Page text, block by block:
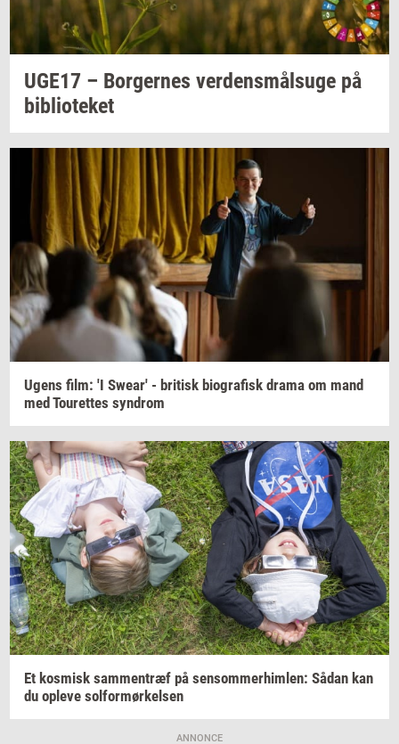
UGE17 – Bor­ger­nes ver­dens­målsu­ge på
bi­bli­o­te­ket
Ugens film: 'I Swear' - bri­tisk bi­o­gra­fisk drama om mand
medTou­ret­tes syn­drom
Et kos­misk sam­men­træf på sen­som­mer­him­len: Sådan kan
du op­le­ve sol­for­mør­kel­sen
ANNONCE